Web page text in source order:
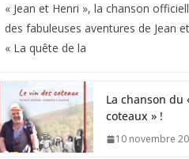
« Jean et Henri », la chanson
des fabuleuses aventures de Jean
« La quête de la
La chanson du
coteaux » !
10 novembre